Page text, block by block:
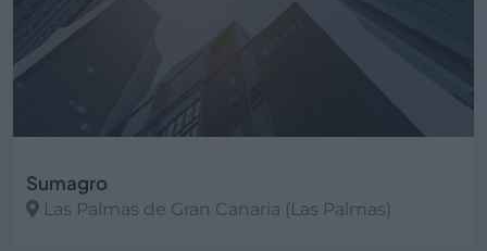
Sumagro
Las Palmas de Gran Canaria (Las Palmas)